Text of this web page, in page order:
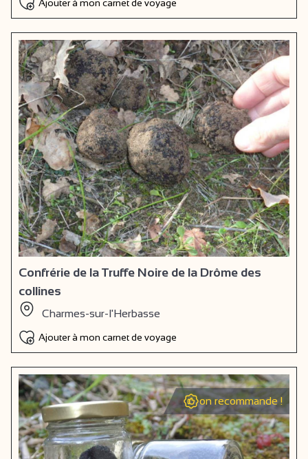
Ajouter à mon carnet de voyage
Confrérie de la Truffe Noire de la Drôme des
collines
Charmes-sur-l'Herbasse
Ajouter à mon carnet de voyage
on recommande !